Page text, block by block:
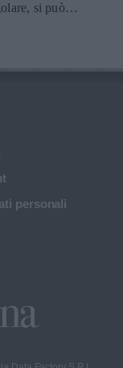
si può
di
personali